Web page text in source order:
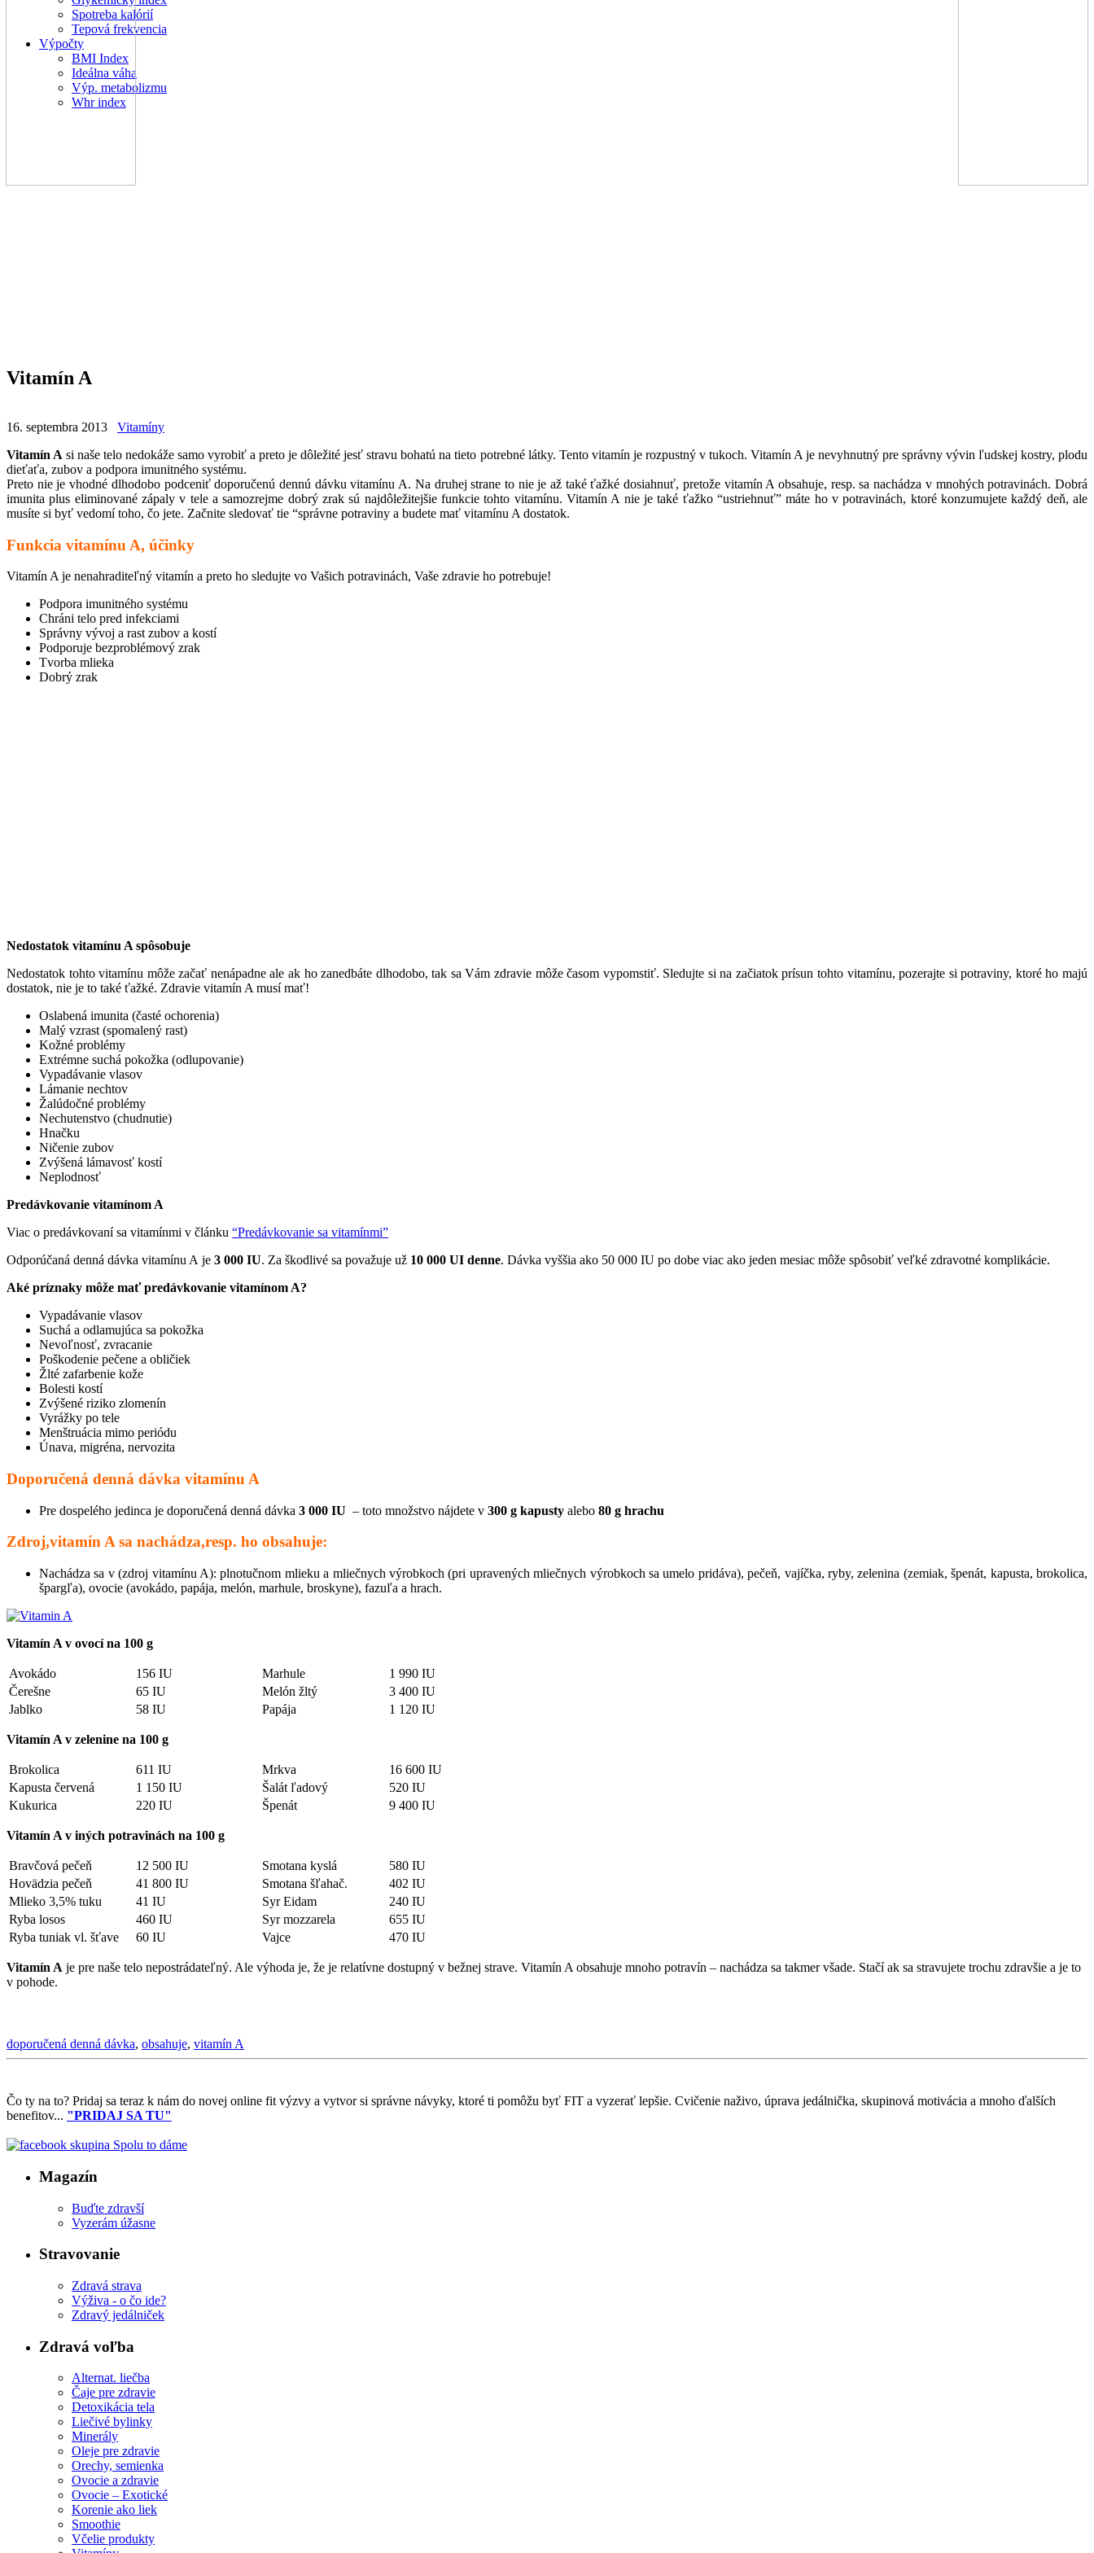
Spotreba kalórií
Tepová frekvencia
Výpočty
BMI Index
Ideálna váha
Výp. metabolizmu
Whr index
Vitamín A
16. septembra 2013
Vitamíny
Vitamín A si naše telo nedokáže samo vyrobiť a preto je dôležité jesť stravu bohatú na tieto potrebné látky. Tento vitamín je rozpustný v tukoch. Vitamín A je nevyhnutný pre správny vývin ľudskej kostry, plodu
dieťaťa, zubov a podpora imunitného systému.
Preto nie je vhodné dlhodobo podceniť doporučenú dennú dávku vitamínu A. Na druhej strane to nie je až také ťažké dosiahnuť, pretože vitamín A obsahuje, resp. sa nachádza v mnohých potravinách. Dobrá
imunita plus eliminované zápaly v tele a samozrejme dobrý zrak sú najdôležitejšie funkcie tohto vitamínu. Vitamín A nie je také ťažko “ustriehnuť” máte ho v potravinách, ktoré konzumujete každý deň, ale
musíte si byť vedomí toho, čo jete. Začnite sledovať tie “správne potraviny a budete mať vitamínu A dostatok.
Funkcia vitamínu A, účinky
Vitamín A je nenahraditeľný vitamín a preto ho sledujte vo Vašich potravinách, Vaše zdravie ho potrebuje!
Podpora imunitného systému
Chráni telo pred infekciami
Správny vývoj a rast zubov a kostí
Podporuje bezproblémový zrak
Tvorba mlieka
Dobrý zrak
Nedostatok vitamínu A spôsobuje
Nedostatok tohto vitamínu môže začať nenápadne ale ak ho zanedbáte dlhodobo, tak sa Vám zdravie môže časom vypomstiť. Sledujte si na začiatok prísun tohto vitamínu, pozerajte si potraviny, ktoré ho majú
dostatok, nie je to také ťažké. Zdravie vitamín A musí mať!
Oslabená imunita (časté ochorenia)
Malý vzrast (spomalený rast)
Kožné problémy
Extrémne suchá pokožka (odlupovanie)
Vypadávanie vlasov
Lámanie nechtov
Žalúdočné problémy
Nechutenstvo (chudnutie)
Hnačku
Ničenie zubov
Zvýšená lámavosť kostí
Neplodnosť
Predávkovanie vitamínom A
Viac o predávkovaní sa vitamínmi v článku “Predávkovanie sa vitamínmi”
Odporúčaná denná dávka vitamínu A je 3 000 IU. Za škodlivé sa považuje už 10 000 UI denne. Dávka vyššia ako 50 000 IU po dobe viac ako jeden mesiac môže spôsobiť veľké zdravotné komplikácie.
Aké príznaky môže mať predávkovanie vitamínom A?
Vypadávanie vlasov
Suchá a odlamujúca sa pokožka
Nevoľnosť, zvracanie
Poškodenie pečene a obličiek
Žlté zafarbenie kože
Bolesti kostí
Zvýšené riziko zlomenín
Vyrážky po tele
Menštruácia mimo periódu
Únava, migréna, nervozita
Doporučená denná dávka vitamínu A
Pre dospelého jedinca je doporučená denná dávka 3 000 IU – toto množstvo nájdete v 300 g kapusty alebo 80 g hrachu
Zdroj,vitamín A sa nachádza,resp. ho obsahuje:
Nachádza sa v (zdroj vitamínu A): plnotučnom mlieku a mliečnych výrobkoch (pri upravených mliečnych výrobkoch sa umelo pridáva), pečeň, vajíčka, ryby, zelenina (zemiak, špenát, kapusta, brokolica,
špargľa), ovocie (avokádo, papája, melón, marhule, broskyne), fazuľa a hrach.
Vitamín A v ovocí na 100 g
Avokádo 156 IU Marhule
1 990 IU
Čerešne
65 IU Melón žltý
3 400 IU
Jablko
58 IU Papája 1 120 IU
Vitamín A v zelenine na 100 g
Brokolica 611 IU Mrkva
16 600 IU
Kapusta červená
1 150 IU Šalát ľadový
520 IU
Kukurica
220 IU Špenát 9 400 IU
Vitamín A v iných potravinách na 100 g
Bravčová pečeň 12 500 IU Smotana kyslá
580 IU
Hovädzia pečeň
41 800 IU Smotana šľahač.
402 IU
Mlieko 3,5% tuku
41 IU Syr Eidam
240 IU
Ryba losos
460 IU Syr mozzarela
655 IU
Ryba tuniak vl. šťave
60 IU Vajce 470 IU
Vitamín A je pre naše telo nepostrádateľný. Ale výhoda je, že je relatívne dostupný v bežnej strave. Vitamín A obsahuje mnoho potravín – nachádza sa takmer všade. Stačí ak sa stravujete trochu zdravšie a je to
v pohode.
doporučená denná dávka, obsahuje, vitamín A
Čo ty na to? Pridaj sa teraz k nám do novej online fit výzvy a vytvor si správne návyky, ktoré ti pomôžu byť FIT a vyzerať lepšie. Cvičenie naživo, úprava jedálnička, skupinová motivácia a mnoho ďalších
benefitov... "PRIDAJ SA TU"
Magazín
Buďte zdravší
Vyzerám úžasne
Stravovanie
Zdravá strava
Výživa - o čo ide?
Zdravý jedálniček
Zdravá voľba
Alternat. liečba
Čaje pre zdravie
Detoxikácia tela
Liečivé bylinky
Minerály
Oleje pre zdravie
Orechy, semienka
Ovocie a zdravie
Ovocie – Exotické
Korenie ako liek
Smoothie
Včelie produkty